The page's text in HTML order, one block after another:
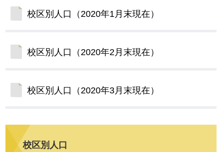
校区別人口（2020年1月末現在）
校区別人口（2020年2月末現在）
校区別人口（2020年3月末現在）
校区別人口